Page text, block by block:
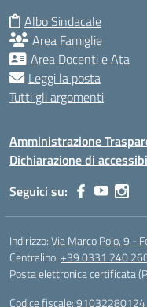
Albo Sindacale
Area Famiglie
Area Docenti e Ata
Leggi la posta
Tutti gli argomenti
Amministrazione
Dichiarazione di
Seguici su:
Indirizzo:Via Marco Polo, 9 -
Centralino:+39 0331 240
Posta elettronica certificata
Codice fiscale: 91032280124